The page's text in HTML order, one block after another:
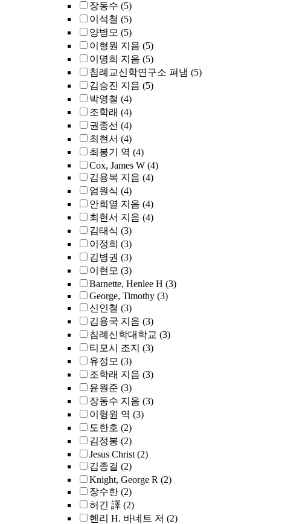
장동수 (5)
이석철 (5)
양병모 (5)
이형원 지음 (5)
이명희 지음 (5)
침례교신학연구소 펴냄 (5)
김승진 지음 (5)
박영철 (4)
조학래 (4)
권종선 (4)
최현서 (4)
최봉기 역 (4)
Cox, James W (4)
김용복 지음 (4)
엄원식 (4)
안희열 지음 (4)
최현서 지음 (4)
김태식 (3)
이정희 (3)
김병권 (3)
이현모 (3)
Barnette, Henlee H (3)
George, Timothy (3)
신인철 (3)
김용국 지음 (3)
침례신학대학교 (3)
티모시 조지 (3)
유정모 (3)
조학래 지음 (3)
윤원준 (3)
장동수 지음 (3)
이형원 역 (3)
도한호 (2)
김정봉 (2)
Jesus Christ (2)
김종걸 (2)
Knight, George R (2)
장수한 (2)
허긴 譯 (2)
헨리 H. 바네트 저 (2)